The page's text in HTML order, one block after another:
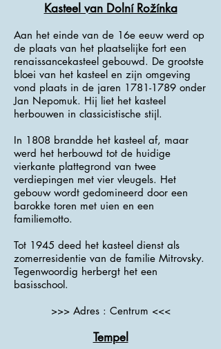
Kasteel van Dolní Rožínka
Aan het einde van de 16e eeuw werd op
de plaats van het plaatselijke fort een
renaissancekasteel gebouwd. De grootste
bloei van het kasteel en zijn omgeving
vond plaats in de jaren 1781-1789 onder
Jan Nepomuk. Hij liet het kasteel
herbouwen in classicistische stijl.
In 1808 brandde het kasteel af, maar
werd het herbouwd tot de huidige
vierkante plattegrond van twee
verdiepingen met vier vleugels. Het
gebouw wordt gedomineerd door een
barokke toren met uien en een
familiemotto.
Tot 1945 deed het kasteel dienst als
zomerresidentie van de familie Mitrovsky.
Tegenwoordig herbergt het een
basisschool.
>>> Adres : Centrum <<<
Tempel